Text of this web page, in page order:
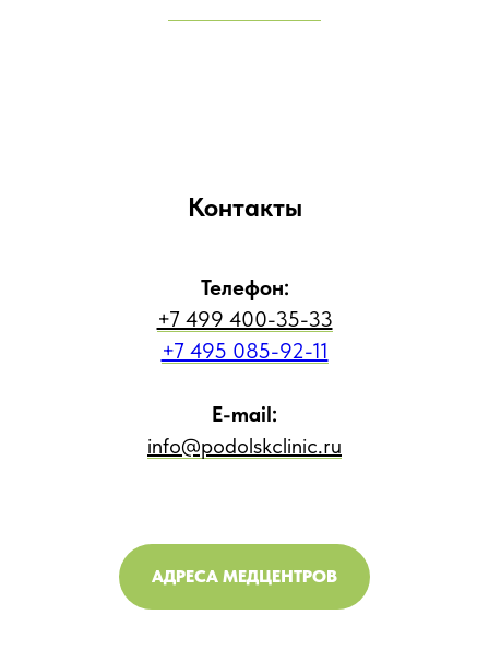
Контакты
Телефон:
+7 499 400-35-33
+7 495 085-92-11
E-mail:
info@podolskclinic.ru
АДРЕСА МЕДЦЕНТРОВ